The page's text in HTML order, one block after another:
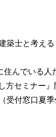
築士と考え
んでいる人
方セミナー』
受付窓口夏